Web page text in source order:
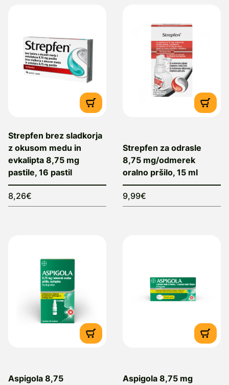
Strepfen brez sladkorja
z okusom medu in
evkalipta 8,75 mg
pastile, 16 pastil
8,26€
Strepfen za odrasle
8,75 mg/odmerek
oralno pršilo, 15 ml
9,99€
Aspigola 8,75
Aspigola 8,75 mg